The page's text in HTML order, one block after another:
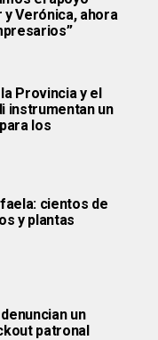
Verónica, ahora
Provincia y el
instrumentan un
los
cientos de
y plantas
un
patronal